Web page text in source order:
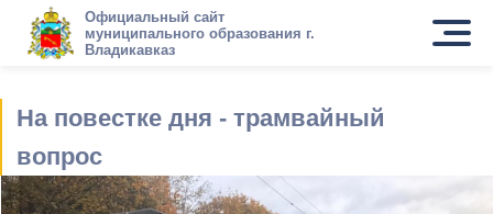
Официальный сайт
муниципального образования г.
Владикавказ
На повестке дня - трамвайный
вопрос